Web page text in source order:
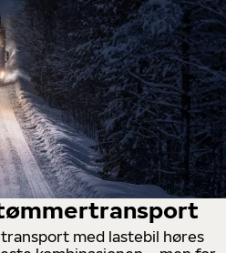
med lastebil høres